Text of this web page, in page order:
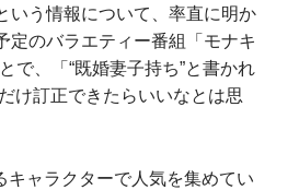
いう情報について、率直に明か
定のバラエティー番組「モナキ
で、「“既婚妻子持ち”と書かれ
け訂正できたらいいなとは思
ャラクターで人気を集めてい